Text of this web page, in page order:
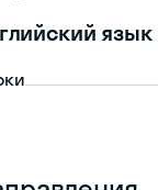
язык